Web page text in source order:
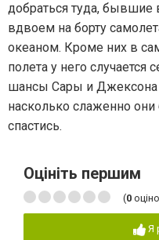
добраться туда,
вдвоем на борту
океаном. Кроме них в
полета у него случается
шансы Сары и Джексона
насколько слаженно они
спастись.
Оцініть першим
(0
Я